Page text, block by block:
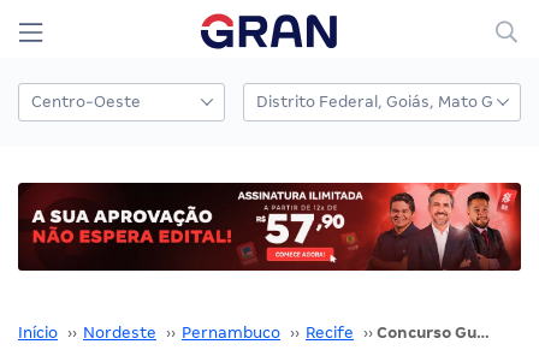
Início ›› Nordeste ›› Pernambuco ›› Recife ›› Concurso Guarda Chã Grande PE: inscrição ABERTA!